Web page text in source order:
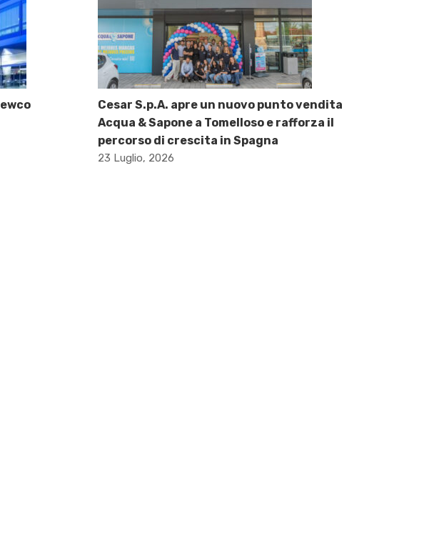
Cesar S.p.A. apre un nuovo punto vendita
Acqua & Sapone a Tomelloso e rafforza il
percorso di crescita in Spagna
23 Luglio, 2026